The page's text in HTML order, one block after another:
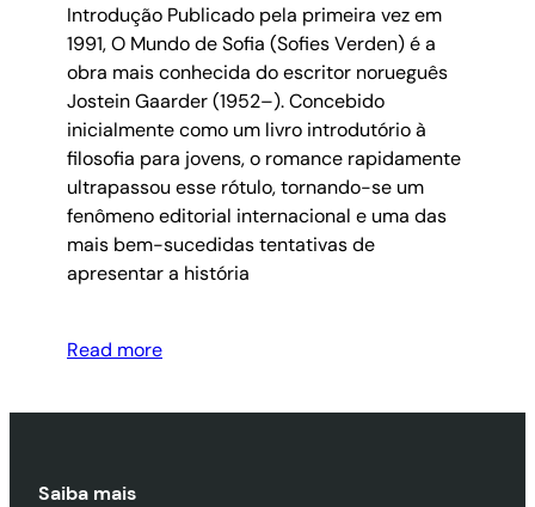
Introdução Publicado pela primeira vez em
1991, O Mundo de Sofia (Sofies Verden) é a
obra mais conhecida do escritor norueguês
Jostein Gaarder (1952–). Concebido
inicialmente como um livro introdutório à
filosofia para jovens, o romance rapidamente
ultrapassou esse rótulo, tornando-se um
fenômeno editorial internacional e uma das
mais bem-sucedidas tentativas de
apresentar a história
Read more
Saiba mais